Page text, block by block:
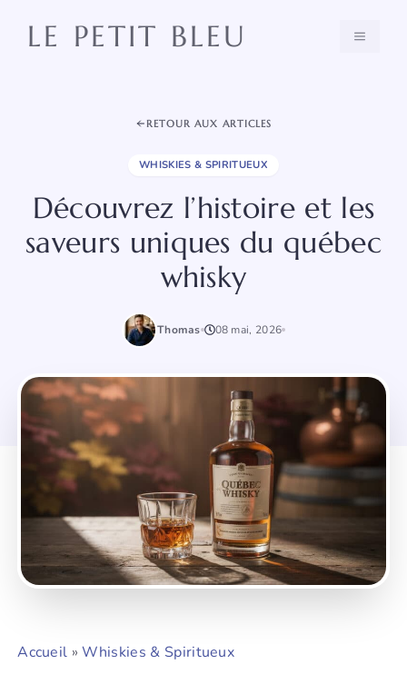
LE PETIT BLEU MENU
RETOUR AUX ARTICLES
WHISKIES & SPIRITUEUX
Découvrez l’histoire et les
saveurs uniques du québec
whisky
Thomas 08 mai, 2026
Accueil »Whiskies & Spiritueux